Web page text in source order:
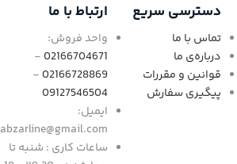
دسترسی سریع
تماس با ما
درباره‌ی ما
قوانین و مقررات
پیگیری سفارش
ارتباط با ما
واحد فروش:
02166704671
-
02166728869
-
09127546504
ایمیل:
abzarline@gmail.com
ساعات کاری : شنبه تا